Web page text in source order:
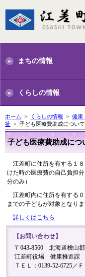
まちの情報
くらしの情報
ホーム > くらしの情報 > 健康
祉 > 子ども医療費助成について
子ども医療費助成につ
江差町に住所を有する１
けた時の医療費の自己負担
分のみ）
江差町内に住所を有する０
までの子どもが対象となりま
詳しくはこちら
【お問い合わせ】
〒043-8560 北海道檜山
江差町役場 健康推進課
ＴＥＬ：0139-52-6725／